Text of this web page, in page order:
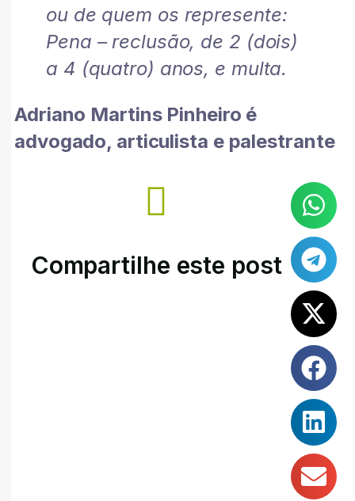
ou de quem os represente:
Pena – reclusão, de 2 (dois)
a 4 (quatro) anos, e multa.
Adriano Martins Pinheiro é
advogado, articulista e palestrante
Compartilhe este post